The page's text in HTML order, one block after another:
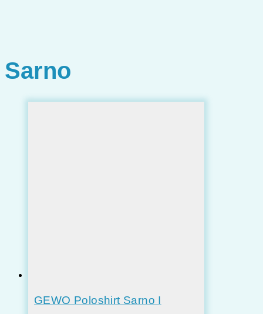
Sarno
GEWO Poloshirt Sarno I